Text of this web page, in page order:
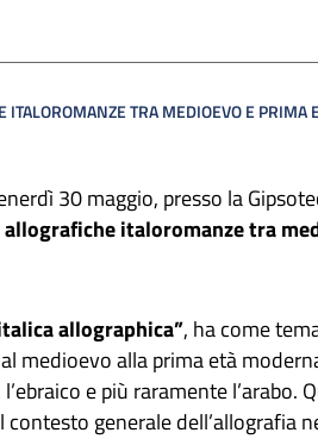
ITALOROMANZE TRA MEDIOEVO E PRIMA
30 maggio, presso la
italoromanze tra
allographica”, ha come
medioevo alla prima età
l’ebraico e più raramente l’arabo.
generale dell’allografia